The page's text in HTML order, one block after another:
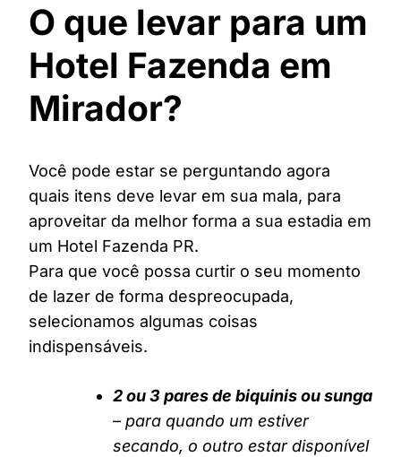
O que levar para um
Hotel Fazenda em
Mirador?
Você pode estar se perguntando agora
quais itens deve levar em sua mala, para
aproveitar da melhor forma a sua estadia em
um Hotel Fazenda PR.
Para que você possa curtir o seu momento
de lazer de forma despreocupada,
selecionamos algumas coisas
indispensáveis.
2 ou 3 pares de biquinis ou sunga
– para quando um estiver
secando, o outro estar disponível